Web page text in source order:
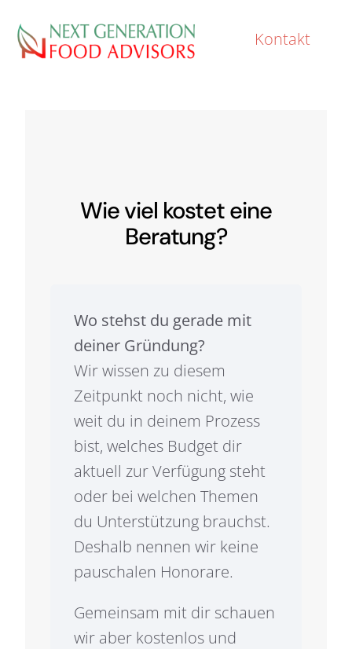
Inhalt
springen
Kontakt
Wie viel kostet eine
Beratung?
Wo stehst du gerade mit
deiner Gründung?
Wir wissen zu diesem
Zeitpunkt noch nicht, wie
weit du in deinem Prozess
bist, welches Budget dir
aktuell zur Verfügung steht
oder bei welchen Themen
du Unterstützung brauchst.
Deshalb nennen wir keine
pauschalen Honorare.
Gemeinsam mit dir schauen
wir aber kostenlos und